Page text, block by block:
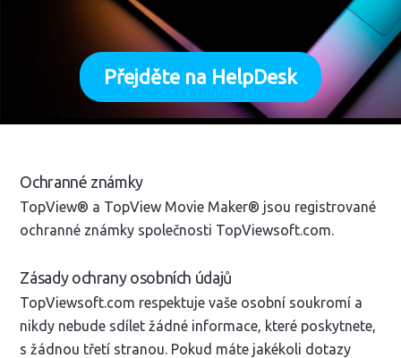
Přejděte na HelpDesk
Ochranné známky
TopView® a TopView Movie Maker® jsou registrované
ochranné známky společnosti TopViewsoft.com.
Zásady ochrany osobních údajů
TopViewsoft.com respektuje vaše osobní soukromí a
nikdy nebude sdílet žádné informace, které poskytnete,
s žádnou třetí stranou. Pokud máte jakékoli dotazy